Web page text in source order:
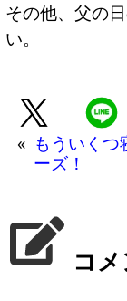
その他、父の
い。
« もういくつ
ーズ！
コ